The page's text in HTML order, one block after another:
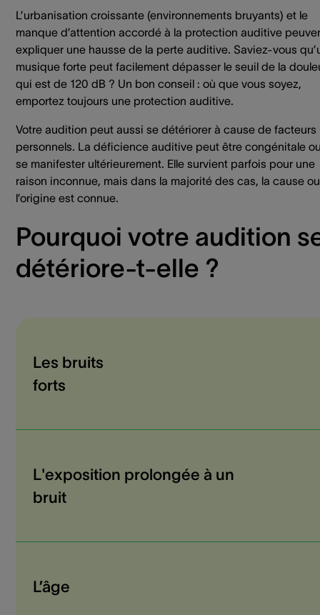
L’urbanisation croissante (environnements bruyants) et le
manque d’attention accordé à la protection auditive
expliquer une hausse de la perte auditive. Saviez-vous
musique forte peut facilement dépasser le seuil de la
qui est de 120 dB ? Un bon conseil : où que vous soyez,
emportez toujours une protection auditive.
Votre audition peut aussi se détériorer à cause de facteurs
personnels. La déficience auditive peut être congénitale
se manifester ultérieurement. Elle survient parfois pour une
raison inconnue, mais dans la majorité des cas, la cause ou
l’origine est connue.
Pourquoi votre audition
détériore-t-elle ?
Les bruits
forts
L'exposition prolongée à un
bruit
L’âge